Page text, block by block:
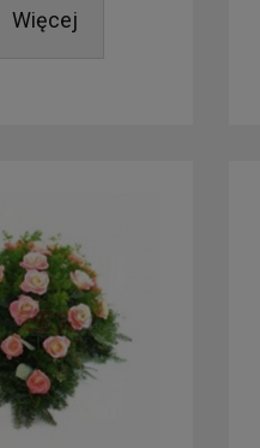
Więcej